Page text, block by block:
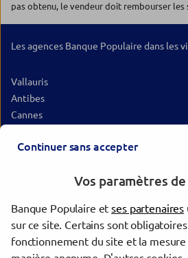
pas obtenu, le vendeur doit rembourser les
Les agences Banque Populaire dans les
Vallauris
Antibes
Cannes
Mandelieu-la-Napoule
Nice
Saint-Raphaël
Fréjus
Continuer sans accepter
Vos paramètres
Banque Populaire etses partenaires
sur ce site. Certains sont
fonctionnement du site et la mesure